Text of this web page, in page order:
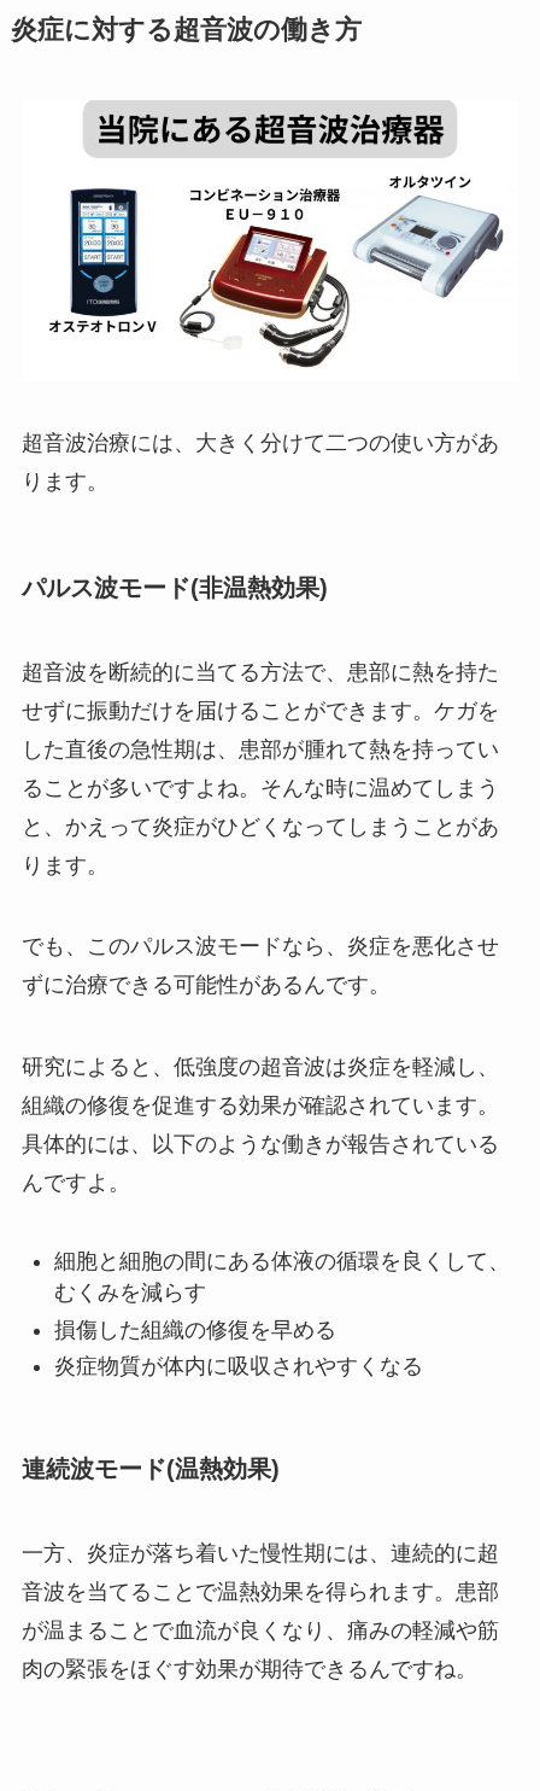
炎症に対する超音波の働き方
超音波治療には、大きく分けて二つの使い方があ
ります。
パルス波モード(非温熱効果)
超音波を断続的に当てる方法で、患部に熱を持た
せずに振動だけを届けることができます。ケガを
した直後の急性期は、患部が腫れて熱を持ってい
ることが多いですよね。そんな時に温めてしまう
と、かえって炎症がひどくなってしまうことがあ
ります。
でも、このパルス波モードなら、炎症を悪化させ
ずに治療できる可能性があるんです。
研究によると、低強度の超音波は炎症を軽減し、
組織の修復を促進する効果が確認されています。
具体的には、以下のような働きが報告されている
んですよ。
細胞と細胞の間にある体液の循環を良くして、
むくみを減らす
損傷した組織の修復を早める
炎症物質が体内に吸収されやすくなる
連続波モード(温熱効果)
一方、炎症が落ち着いた慢性期には、連続的に超
音波を当てることで温熱効果を得られます。患部
が温まることで血流が良くなり、痛みの軽減や筋
肉の緊張をほぐす効果が期待できるんですね。